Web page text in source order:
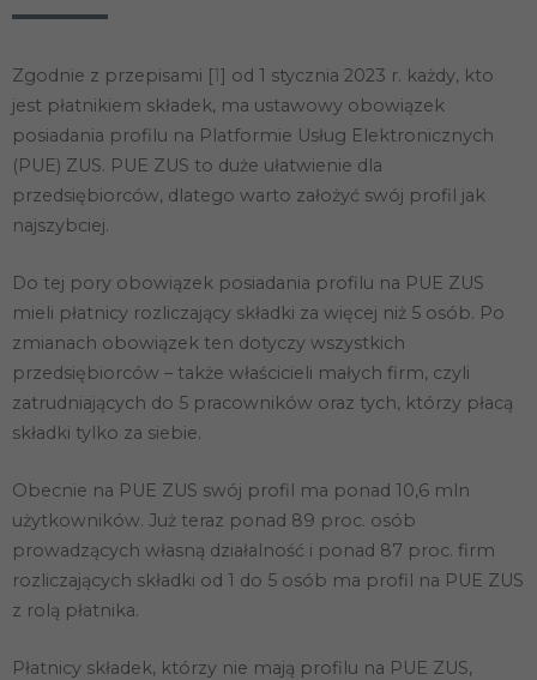
Zgodnie z przepisami [1] od 1 stycznia 2023 r. każdy, kto
jest płatnikiem składek, ma ustawowy obowiązek
posiadania profilu na Platformie Usług Elektronicznych
(PUE) ZUS. PUE ZUS to duże ułatwienie dla
przedsiębiorców, dlatego warto założyć swój profil jak
najszybciej.
Do tej pory obowiązek posiadania profilu na PUE ZUS
mieli płatnicy rozliczający składki za więcej niż 5 osób. Po
zmianach obowiązek ten dotyczy wszystkich
przedsiębiorców – także właścicieli małych firm, czyli
zatrudniających do 5 pracowników oraz tych, którzy płacą
składki tylko za siebie.
Obecnie na PUE ZUS swój profil ma ponad 10,6 mln
użytkowników. Już teraz ponad 89 proc. osób
prowadzących własną działalność i ponad 87 proc. firm
rozliczających składki od 1 do 5 osób ma profil na PUE ZUS
z rolą płatnika.
Płatnicy składek, którzy nie mają profilu na PUE ZUS,